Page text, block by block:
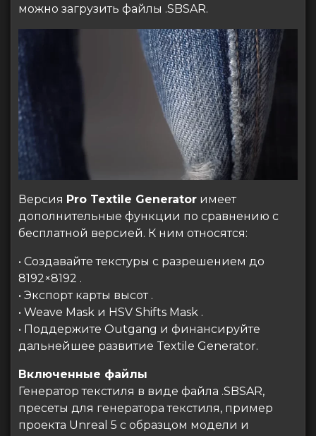
можно загрузить файлы .SBSAR.
Версия Pro Textile Generator имеет
дополнительные функции по сравнению с
бесплатной версией. К ним относятся:
• Создавайте текстуры с разрешением до
8192×8192 .
• Экспорт карты высот .
• Weave Mask и HSV Shifts Mask .
• Поддержите Outgang и финансируйте
дальнейшее развитие Textile Generator.
Включенные файлы
Генератор текстиля в виде файла .SBSAR,
пресеты для генератора текстиля, пример
проекта Unreal 5 с образцом модели и